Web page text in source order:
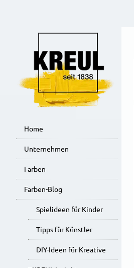
Home
Unternehmen
Farben
Farben-Blog
Spielideen für Kinder
Tipps für Künstler
DIY-Ideen für Kreative